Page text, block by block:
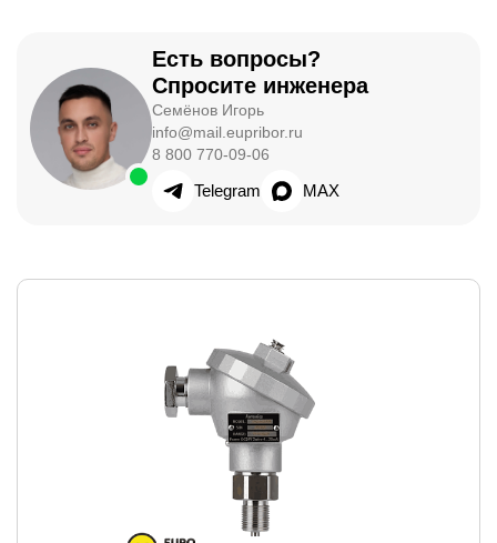
Есть вопросы?
Спросите инженера
Семёнов Игорь
info@mail.eupribor.ru
8 800 770-09-06
Telegram MAX